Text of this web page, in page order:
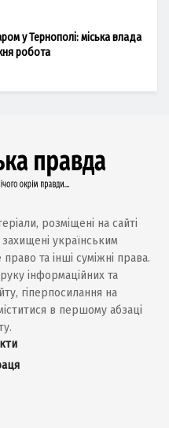
у Тернополі: міська влада
робота
розміщені на сайті
українським
та інші суміжні права.
інформаційних та
гіперпосилання на
в першому абзаці